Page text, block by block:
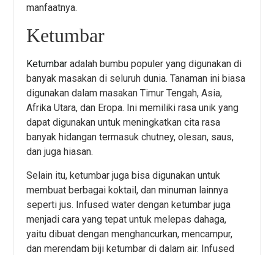
manfaatnya.
Ketumbar
Ketumbar adalah bumbu populer yang digunakan di
banyak masakan di seluruh dunia. Tanaman ini biasa
digunakan dalam masakan Timur Tengah, Asia,
Afrika Utara, dan Eropa. Ini memiliki rasa unik yang
dapat digunakan untuk meningkatkan cita rasa
banyak hidangan termasuk chutney, olesan, saus,
dan juga hiasan.
Selain itu, ketumbar juga bisa digunakan untuk
membuat berbagai koktail, dan minuman lainnya
seperti jus. Infused water dengan ketumbar juga
menjadi cara yang tepat untuk melepas dahaga,
yaitu dibuat dengan menghancurkan, mencampur,
dan merendam biji ketumbar di dalam air. Infused